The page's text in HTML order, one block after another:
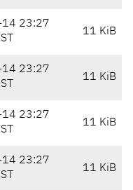
23:27
11 KiB
23:27
11 KiB
23:27
11 KiB
23:27
11 KiB